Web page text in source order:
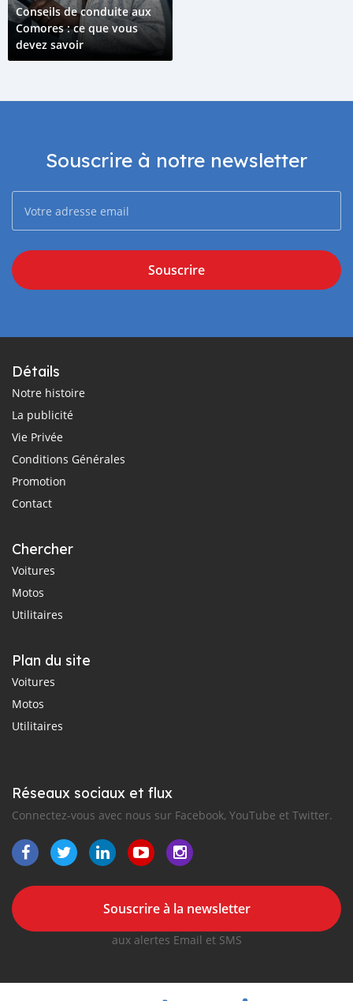
Conseils de conduite aux
Comores : ce que vous
devez savoir
Souscrire à notre newsletter
Souscrire
Détails
Notre histoire
La publicité
Vie Privée
Conditions Générales
Promotion
Contact
Chercher
Voitures
Motos
Utilitaires
Plan du site
Voitures
Motos
Utilitaires
Réseaux sociaux et flux
Connectez-vous avec nous sur Facebook, YouTube et Twitter.
Souscrire à la newsletter
aux alertes Email et SMS